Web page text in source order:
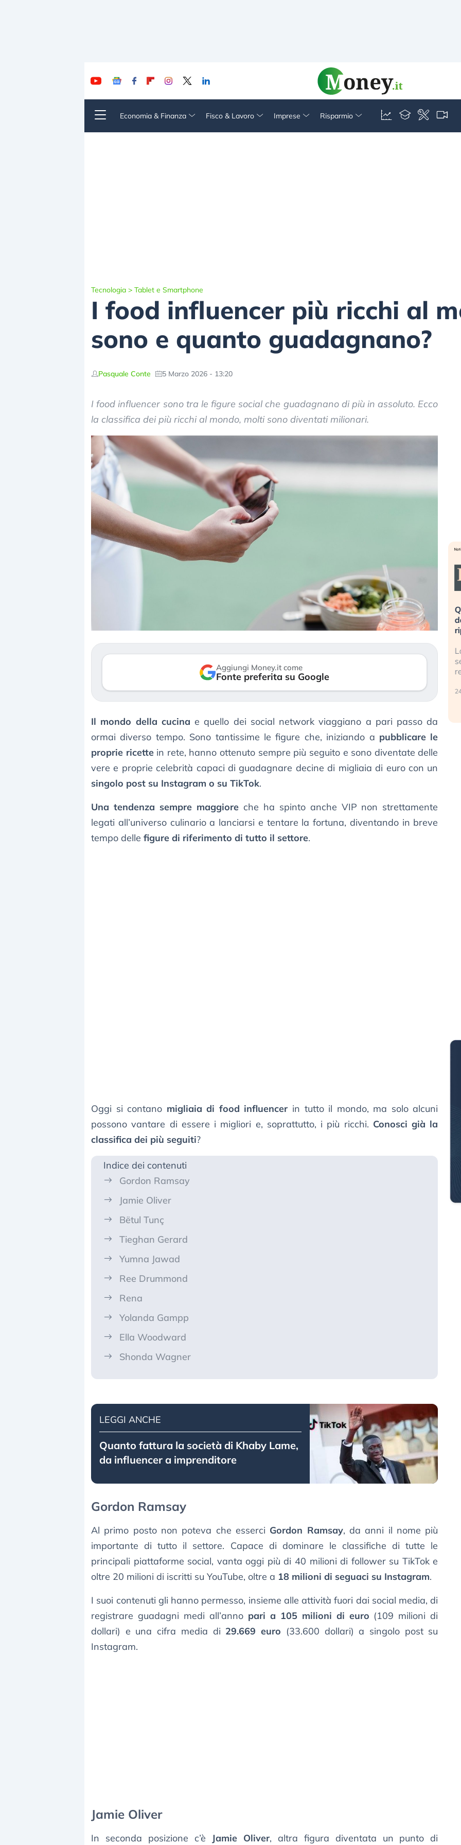
Economia & Finanza Fisco & Lavoro Imprese Risparmio
Tecnologia > Tablet e Smartphone
I food influencer più ricchi al
sono e quanto guadagnano?
Pasquale Conte 5 Marzo 2026 - 13:20
I food influencer sono tra le figure social che guadagnano di più in assoluto. Ecco
la classifica dei più ricchi al mondo, molti sono diventati milionari.
Aggiungi Money.it come
Fonte preferita su Google
Il mondo della cucina e quello dei social network viaggiano a pari passo da
ormai diverso tempo. Sono tantissime le figure che, iniziando a pubblicare le
proprie ricettein rete, hanno ottenuto sempre più seguito e sono diventate delle
vere e proprie celebrità capaci di guadagnare decine di migliaia di euro con un
singolo post su Instagram o su TikTok.
Una tendenza sempre maggioreche ha spinto anche VIP non strettamente
legati all’universo culinario a lanciarsi e tentare la fortuna, diventando in breve
tempo delle figure di riferimento di tutto il settore.
Oggi si contano migliaia di food influencer in tutto il mondo, ma solo alcuni
possono vantare di essere i migliori e, soprattutto, i più ricchi. Conosci già la
classifica dei più seguiti?
Indice dei contenuti
Gordon Ramsay
Jamie Oliver
Bëtul Tunç
Tieghan Gerard
Yumna Jawad
Ree Drummond
Rena
Yolanda Gampp
Ella Woodward
Shonda Wagner
LEGGI ANCHE
Quanto fattura la società di Khaby Lame,
da influencer a imprenditore
Gordon Ramsay
Al primo posto non poteva che esserci Gordon Ramsay, da anni il nome più
importante di tutto il settore. Capace di dominare le classifiche di tutte le
principali piattaforme social, vanta oggi più di 40 milioni di follower su TikTok e
oltre 20 milioni di iscritti su YouTube, oltre a 18 milioni di seguaci su Instagram.
I suoi contenuti gli hanno permesso, insieme alle attività fuori dai social media, di
registrare guadagni medi all’anno pari a 105 milioni di euro (109 milioni di
dollari) e una cifra media di 29.669 euro (33.600 dollari) a singolo post su
Instagram.
Jamie Oliver
In seconda posizione c’è Jamie Oliver, altra figura diventata un punto di
Gli investitori stanno finalmente
mostrando segni di stanchezza
«La mia vita è rovinata». Investitori
in preda al panico dopo lo scoppio
della bolla AI
30 luglio 2026
Quando la finanza pesa più
dell’economia reale. L’America sta
ripetendo gli errori del 2008?
La ricchezza mondiale cresce, ma è
sempre più sganciata dall’economia
reale. (…)
24 luglio 2026